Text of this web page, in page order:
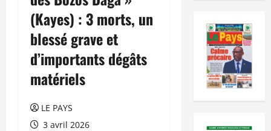
(Kayes) : 3 morts, un
blessé grave et
d’importants dégâts
matériels
LE PAYS
3 avril 2026